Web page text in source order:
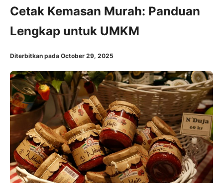
Cetak Kemasan Murah: Panduan
Lengkap untuk UMKM
Diterbitkan pada October 29, 2025